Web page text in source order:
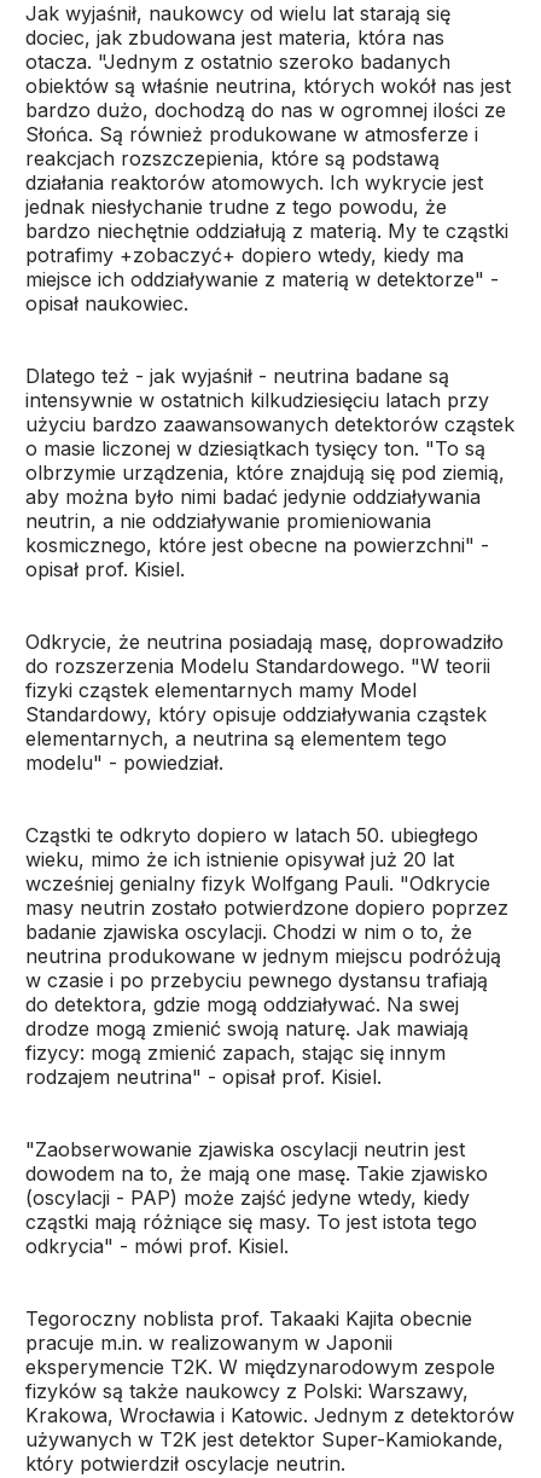
Jak wyjaśnił, naukowcy od wielu lat starają się
dociec, jak zbudowana jest materia, która nas
otacza. "Jednym z ostatnio szeroko badanych
obiektów są właśnie neutrina, których wokół nas jest
bardzo dużo, dochodzą do nas w ogromnej ilości ze
Słońca. Są również produkowane w atmosferze i
reakcjach rozszczepienia, które są podstawą
działania reaktorów atomowych. Ich wykrycie jest
jednak niesłychanie trudne z tego powodu, że
bardzo niechętnie oddziałują z materią. My te cząstki
potrafimy +zobaczyć+ dopiero wtedy, kiedy ma
miejsce ich oddziaływanie z materią w detektorze" -
opisał naukowiec.
Dlatego też - jak wyjaśnił - neutrina badane są
intensywnie w ostatnich kilkudziesięciu latach przy
użyciu bardzo zaawansowanych detektorów cząstek
o masie liczonej w dziesiątkach tysięcy ton. "To są
olbrzymie urządzenia, które znajdują się pod ziemią,
aby można było nimi badać jedynie oddziaływania
neutrin, a nie oddziaływanie promieniowania
kosmicznego, które jest obecne na powierzchni" -
opisał prof. Kisiel.
Odkrycie, że neutrina posiadają masę, doprowadziło
do rozszerzenia Modelu Standardowego. "W teorii
fizyki cząstek elementarnych mamy Model
Standardowy, który opisuje oddziaływania cząstek
elementarnych, a neutrina są elementem tego
modelu" - powiedział.
Cząstki te odkryto dopiero w latach 50. ubiegłego
wieku, mimo że ich istnienie opisywał już 20 lat
wcześniej genialny fizyk Wolfgang Pauli. "Odkrycie
masy neutrin zostało potwierdzone dopiero poprzez
badanie zjawiska oscylacji. Chodzi w nim o to, że
neutrina produkowane w jednym miejscu podróżują
w czasie i po przebyciu pewnego dystansu trafiają
do detektora, gdzie mogą oddziaływać. Na swej
drodze mogą zmienić swoją naturę. Jak mawiają
fizycy: mogą zmienić zapach, stając się innym
rodzajem neutrina" - opisał prof. Kisiel.
"Zaobserwowanie zjawiska oscylacji neutrin jest
dowodem na to, że mają one masę. Takie zjawisko
(oscylacji - PAP) może zajść jedyne wtedy, kiedy
cząstki mają różniące się masy. To jest istota tego
odkrycia" - mówi prof. Kisiel.
Tegoroczny noblista prof. Takaaki Kajita obecnie
pracuje m.in. w realizowanym w Japonii
eksperymencie T2K. W międzynarodowym zespole
fizyków są także naukowcy z Polski: Warszawy,
Krakowa, Wrocławia i Katowic. Jednym z detektorów
używanych w T2K jest detektor Super-Kamiokande,
który potwierdził oscylacje neutrin.